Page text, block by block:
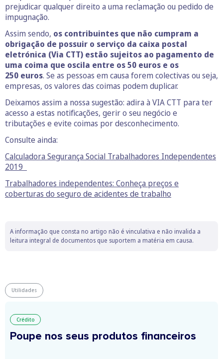
prejudicar qualquer direito a uma reclamação ou pedido de
impugnação.
Assim sendo, os contribuintes que não cumpram a
obrigação de possuir o serviço da caixa postal
eletrónica (Via CTT) estão sujeitos ao pagamento de
uma coima que oscila entre os 50 euros e os
250 euros. Se as pessoas em causa forem colectivas ou seja,
empresas, os valores das coimas podem duplicar.
Deixamos assim a nossa sugestão: adira à VIA CTT para ter
acesso a estas notificações, gerir o seu negócio e
tributações e evite coimas por desconhecimento.
Consulte ainda:
Calculadora Segurança Social Trabalhadores Independentes
2019
Trabalhadores independentes: Conheça preços e
coberturas do seguro de acidentes de trabalho
A informação que consta no artigo não é vinculativa e não invalida a
leitura integral de documentos que suportem a matéria em causa.
Utilidades
Crédito
Poupe nos seus produtos financeiros